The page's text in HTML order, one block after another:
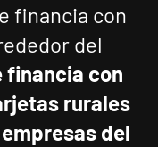
financia con
del
financia con
rurales
del